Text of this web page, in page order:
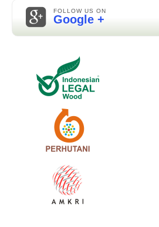
FOLLOW US ON
Google +